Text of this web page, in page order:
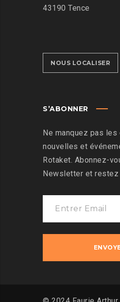
43190 Tence
NOUS LOCALISER
S’ABONNER
Ne manquez pas les
nouvelles et
Rotaket. Abonnez-
Newsletter et restez